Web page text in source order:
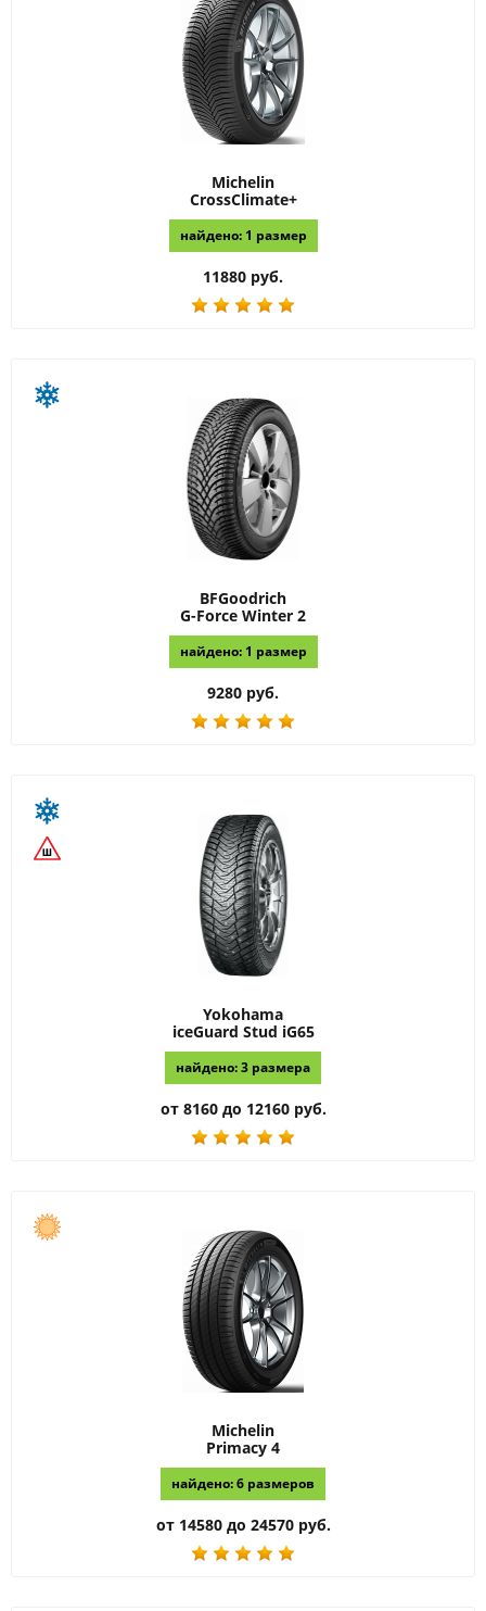
Michelin
CrossClimate+
найдено: 1 размер
11880 руб.
BFGoodrich
G-Force Winter 2
найдено: 1 размер
9280 руб.
Yokohama
iceGuard Stud iG65
найдено: 3 размера
от 8160 до 12160 руб.
Michelin
Primacy 4
найдено: 6 размеров
от 14580 до 24570 руб.